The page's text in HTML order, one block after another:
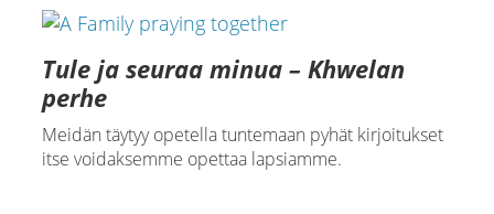
Tule ja seuraa minua – Khwelan
perhe
Meidän täytyy opetella tuntemaan pyhät kirjoitukset
itse voidaksemme opettaa lapsiamme.